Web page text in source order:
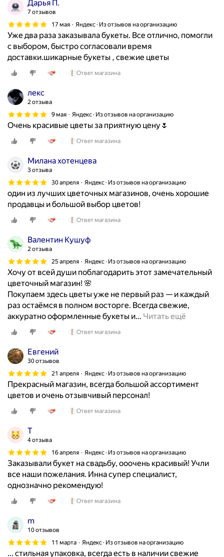
к
е
т
о
о
л
а
З
и
в
у
к
н
о
й
.
В
а
с
и
о
в
к
у
д
Дарья П.
7 отзывов
17 мая
Яндекс · Из отзывов на организацию
Уже два раза заказывала букеты. Все отлично, помогли
с выбором, быстро согласовали время
доставки.шикарные букеты , свежие цветы
Ответ магазина
лекс
2 отзыва
9 мая
Яндекс · Из отзывов на организацию
Очень красивые цветы за приятную цену🌷
Ответ магазина
Милана хотенцева
3 отзыва
30 апреля
Яндекс · Из отзывов на организацию
один из лучших цветочных магазинов, очень хорошие
продавцы и большой выбор цветов!
Ответ магазина
Валентин Кушуф
2 отзыва
25 апреля
Яндекс · Из отзывов на организацию
Хочу от всей души поблагодарить этот замечательный
цветочный магазин! 🌸
Покупаем здесь цветы уже не первый раз — и каждый
раз остаёмся в полном восторге. Всегда свежие,
аккуратно оформленные букеты и… Читать ещё
Ответ магазина
Евгений
30 отзывов
21 апреля
Яндекс · Из отзывов на организацию
Прекрасный магазин, всегда большой ассортимент
цветов и очень отзывчивый персонал!
Ответ магазина
Т
4 отзыва
16 апреля
Яндекс · Из отзывов на организацию
Заказывали букет на свадьбу, ооочень красивый! Учли
все наши пожелания. Инна супер специалист,
однозначно рекомендую!
Ответ магазина
m
10 отзывов
11 марта
Яндекс · Из отзывов на организацию
... стильная упаковка, всегда есть в наличии свежие